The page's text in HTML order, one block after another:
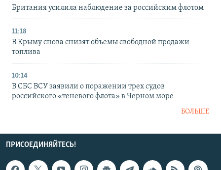
Британия усилила наблюдение за российским флотом
11:18
В Крыму снова снизят объемы свободной продажи
топлива
10:14
В СБС ВСУ заявили о поражении трех судов
российского «теневого флота» в Черном море
БОЛЬШЕ
ПРИСОЕДИНЯЙТЕСЬ!